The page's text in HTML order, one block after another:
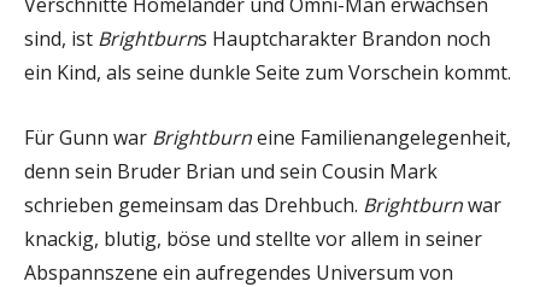
sind, ist Brightburns Hauptcharakter Brandon noch
ein Kind, als seine dunkle Seite zum Vorschein kommt.
Für Gunn war Brightburneine Familienangelegenheit,
denn sein Bruder Brian und sein Cousin Mark
schrieben gemeinsam das Drehbuch. Brightburnwar
knackig, blutig, böse und stellte vor allem in seiner
Abspannszene ein aufregendes Universum von